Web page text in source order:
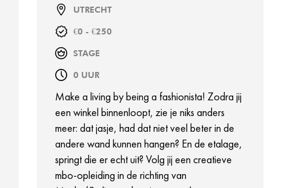
UTRECHT
€0 - €250
STAGE
0 UUR
Make a living by being a fashionista! Zodra jij
een winkel binnenloopt, zie je niks anders
meer: dat jasje, had dat niet veel beter in de
andere wand kunnen hangen? En de etalage,
springt die er echt uit? Volg jij een creatieve
mbo-opleiding in de richting van